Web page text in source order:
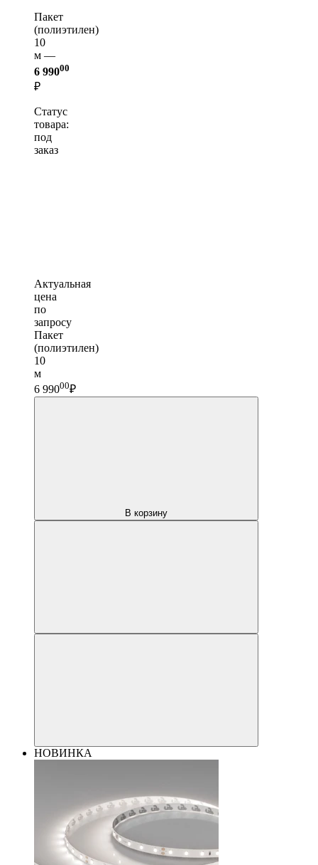
Пакет
(полиэтилен)
10
м —
6 99000
₽
Статус
товара:
под
заказ
Актуальная
цена
по
запросу
Пакет
(полиэтилен)
10
м
6 99000₽
В корзину
НОВИНКА